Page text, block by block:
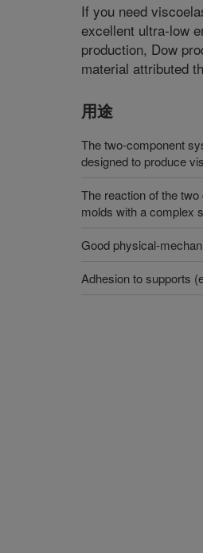
If you need
excellent ultra-low
production, Dow
material attributed
用途
The two-component
designed to produce
The reaction of the
molds with a complex
Good physical-
Adhesion to supports